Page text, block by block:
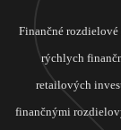
Finančné
rýchlych
retailových
finančnými